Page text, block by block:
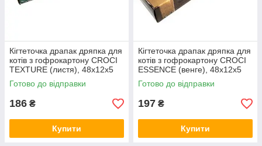
Кігтеточка драпак дряпка для
котів з гофрокартону CROCI
TEXTURE (листя), 48х12х5
см C6021581
Готово до відправки
186 ₴
Купити
Кігтеточка драпак дряпка для
котів з гофрокартону CROCI
ESSENCE (венге), 48х12х5
см C6021579
Готово до відправки
197 ₴
Купити